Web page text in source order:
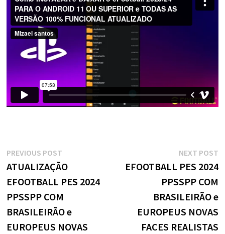
Navegação
de
Post
PREVIOUS POSTPrevious
post:
ATUALIZAÇÃO
EFOOTBALL PES 2024
PPSSPP COM
BRASILEIRÃO e
EUROPEUS NOVAS
NEXT POST
EFOOTBALL PES 2024
PPSSPP COM
BRASILEIRÃO e
EUROPEUS NOVAS
FACES REALISTAS